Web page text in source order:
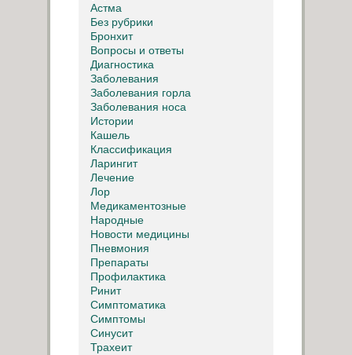
Астма
Без рубрики
Бронхит
Вопросы и ответы
Диагностика
Заболевания
Заболевания горла
Заболевания носа
Истории
Кашель
Классификация
Ларингит
Лечение
Лор
Медикаментозные
Народные
Новости медицины
Пневмония
Препараты
Профилактика
Ринит
Симптоматика
Симптомы
Синусит
Трахеит